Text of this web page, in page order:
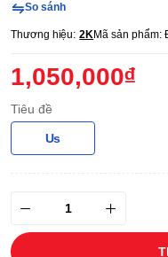
So sánh
Thương hiệu: 2KMã sản phẩm:
1,050,000₫
Tiêu đề
Us